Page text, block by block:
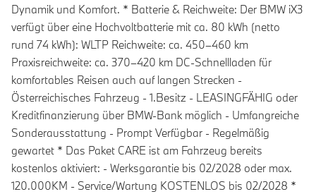
Dynamik und Komfort. * Batterie & Reichweite: Der BMW iX3
verfügt über eine Hochvoltbatterie mit ca. 80 kWh (netto
rund 74 kWh): WLTP Reichweite: ca. 450–460 km
Praxisreichweite: ca. 370–420 km DC-Schnellladen für
komfortables Reisen auch auf langen Strecken -
Österreichisches Fahrzeug - 1.Besitz - LEASINGFÄHIG oder
Kreditfinanzierung über BMW-Bank möglich - Umfangreiche
Sonderausstattung - Prompt Verfügbar - Regelmäßig
gewartet * Das Paket CARE ist am Fahrzeug bereits
kostenlos aktiviert: - Werksgarantie bis 02/2028 oder max.
120.000KM - Service/Wartung KOSTENLOS bis 02/2028 *